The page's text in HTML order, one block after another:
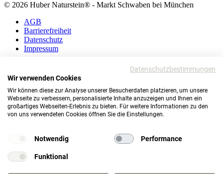
© 2026 Huber Naturstein® - Markt Schwaben bei München
AGB
Barrierefreiheit
Datenschutz
Impressum
Barrierefreiheit
Datenschutz
Impressum
© 2026 Huber Naturstein®
Markt Schwaben bei München
Datenschutzbestimmungen
Wir verwenden Cookies
Wir können diese zur Analyse unserer Besucherdaten platzieren, um unsere
Webseite zu verbessern, personalisierte Inhalte anzuzeigen und Ihnen ein
großartiges Webseiten-Erlebnis zu bieten. Für weitere Informationen zu den
von uns verwendeten Cookies öffnen Sie die Einstellungen.
Notwendig Performance
Funktional